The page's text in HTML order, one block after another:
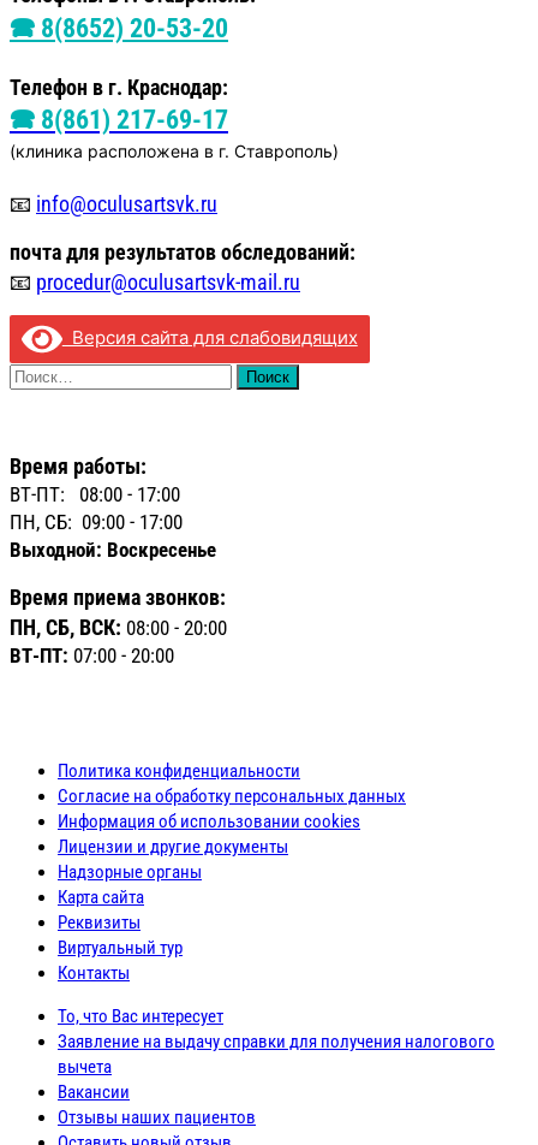
🕿 8(8652) 20-53-20
Телефон в г. Краснодар:
🕿 8(861) 217-69-17
(клиника расположена в г. Ставрополь)
📧 info@oculusartsvk.ru
почта для результатов обследований:
📧 procedur@oculusartsvk-mail.ru
Версия сайта для слабовидящих
Найти:
Время работы:
ВТ-ПТ: 08:00 - 17:00
ПН, СБ: 09:00 - 17:00
Выходной: Воскресенье
Время приема звонков:
ПН, СБ, ВСК: 08:00 - 20:00
ВТ-ПТ: 07:00 - 20:00
Политика конфиденциальности
Согласие на обработку персональных данных
Информация об использовании cookies
Лицензии и другие документы
Надзорные органы
Карта сайта
Реквизиты
Виртуальный тур
Контакты
То, что Вас интересует
Заявление на выдачу справки для получения налогового
вычета
Вакансии
Отзывы наших пациентов